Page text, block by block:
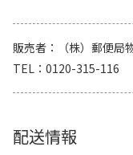
販売者
（株）郵便
TEL
0120-315-116
配送情報